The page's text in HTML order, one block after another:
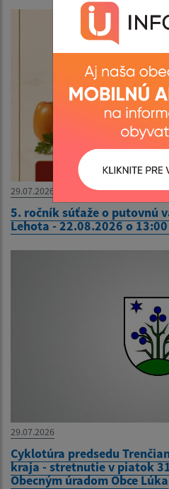
29.07.2026
5. ročník súťaže o putovnú
Lehota - 22.08.2026 o
29.07.2026
Cyklotúra predsedu
kraja - stretnutie v piatok
Obecným úradom Obce Lúka